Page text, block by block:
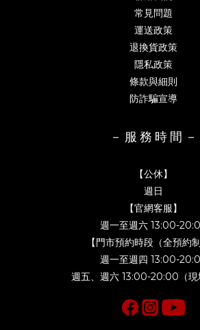
常見問題
運送政策
退換貨政策
隱私政策
條款與細則
防詐騙宣導
－ 服 務 時 間 －
【公休】
週日
【官網客服】
週一至週六 13:00-
【門市預約時段（全預約制
週一至週四 13:00-
週五、週六 13:00-20:00（現